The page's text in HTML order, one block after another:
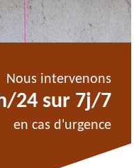
Nous intervenons
24 sur 7j/7
en cas d'urgence